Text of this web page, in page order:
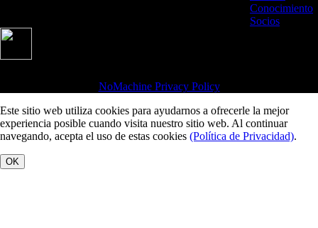
Conocimiento
Socios
NoMachine Privacy Policy
Este sitio web utiliza cookies para ayudarnos a ofrecerle la mejor
experiencia posible cuando visita nuestro sitio web. Al continuar
navegando, acepta el uso de estas cookies (Política de Privacidad).